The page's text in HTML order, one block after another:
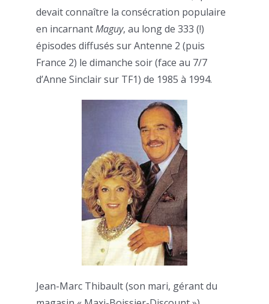
devait connaître la consécration populaire
en incarnantMaguy, au long de 333 (!)
épisodes diffusés sur Antenne 2 (puis
France 2) le dimanche soir (face au 7/7
d’Anne Sinclair sur TF1) de 1985 à 1994.
Jean-Marc Thibault (son mari, gérant du